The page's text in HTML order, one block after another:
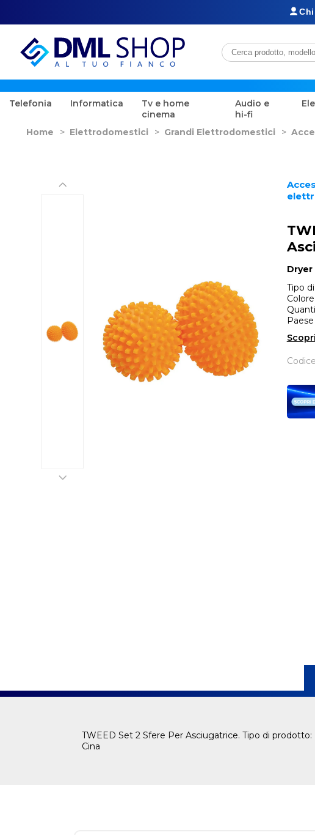
Chi
Telefonia Informatica
Tv e home
cinema
Audio e
hi-fi
Home > Elettrodomestici > Grandi Elettrodomestici >
Tipo
TWEED Set 2 Sfere Per Asciugatrice. Tipo di
Cina